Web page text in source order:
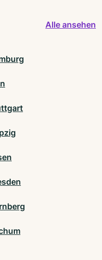
Alle ansehen